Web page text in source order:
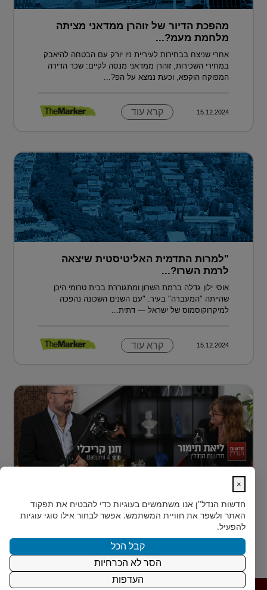
מהפכת הדיור של זוהרן ממדאני מציתה
מלחמת מעמ?...
אחרי שניצח בבחירות לעיריית ניו יורק עם הבטחה להיאבק
במחירי השכירות, זוהרן ממדאני מנסה לקיים: שכר הדירה
המפוקח הוקפא, וכעת נמצא על הפ?...
15.12.2024 קרא עוד
"למרות התדמית האליטיסטית שיצאה
לרמת השרו?...
אוסי ילון גדלה ברמת השרון ומתגוררת בבית טרומי היכן
שהייתה "המעברה" בעיר. "עם השנים השכונה נהפכה
למיקרוקוסמוס של ישראל — דתית...
15.12.2024 קרא עוד
הראשון?
רבים מאיתנו הישראלים חולמים על השקעת נדל״ן – אבל
נתקעים בשלב הראשון.
15.12.2024 קרא עוד
×
חדשות הנדל"ן אנו משתמשים בעוגיות כדי להבטיח את תפקוד
האתר ולשפר את חוויית המשתמש. אפשר לבחור אילו סוגי עוגיות
להפעיל.
קבל הכל
הסר לא הכרחיות
העדפות